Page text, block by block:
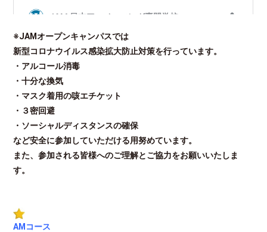
※JAMオープンキャンパスでは
新型コロナウイルス感染拡大防止対策を行っています。
・アルコール消毒
・十分な換気
・マスク着用の咳エチケット
・３密回避
・ソーシャルディスタンスの確保
など安全に参加していただける用努めています。
また、参加される皆様へのご理解とご協力をお願いいたしま
す。
AMコース